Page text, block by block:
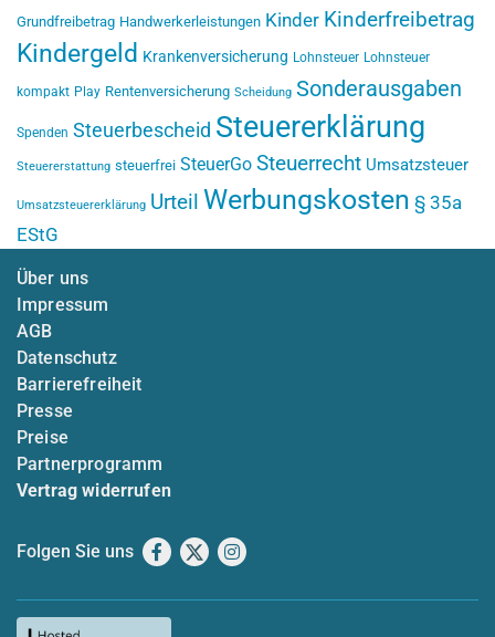
Grundfreibetrag Handwerkerleistungen Kinder Kinderfreibetrag
Kindergeld Krankenversicherung Lohnsteuer Lohnsteuer
kompakt Play Rentenversicherung Scheidung Sonderausgaben
Spenden Steuerbescheid Steuererklärung
Steuererstattung steuerfrei SteuerGo Steuerrecht Umsatzsteuer
Umsatzsteuererklärung Urteil Werbungskosten § 35a
EStG
Über uns
Impressum
AGB
Datenschutz
Barrierefreiheit
Presse
Preise
Partnerprogramm
Vertrag widerrufen
Folgen Sie uns Facebook
X Instagram